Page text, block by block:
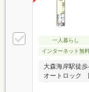
一人暮らし
インターネット無
大森海岸駅徒
オートロック